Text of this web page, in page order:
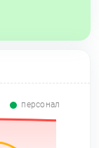
персонал